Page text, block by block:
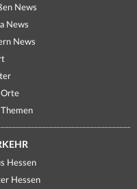
News
News
News
Hessen
Hessen